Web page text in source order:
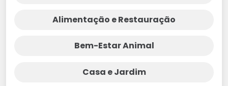
Alimentação e Restauração
Bem-Estar Animal
Casa e Jardim